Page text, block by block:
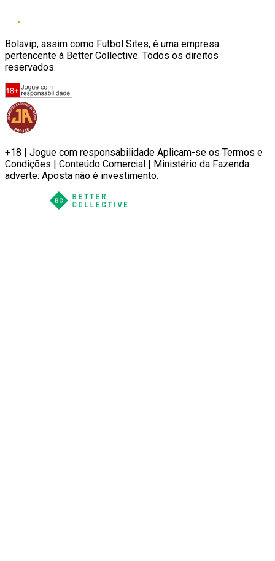
Bolavip, assim como Futbol Sites, é uma empresa
pertencente à Better Collective. Todos os direitos
reservados.
+18 | Jogue com responsabilidade Aplicam-se os Termos e
Condições | Conteúdo Comercial | Ministério da Fazenda
adverte: Aposta não é investimento.